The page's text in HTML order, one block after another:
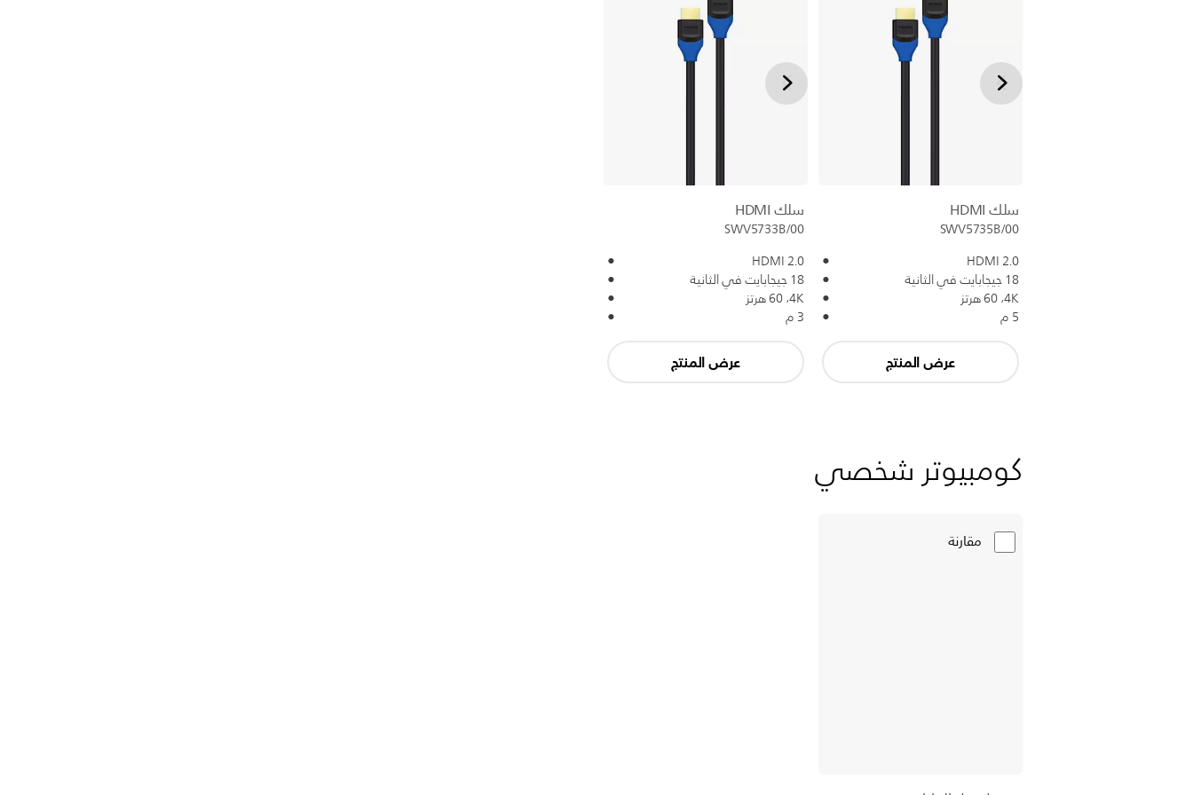
سلك HDMI
SWV5735B/00
HDMI 2.0
18 جيجابايت في الثانية
4K،‏ 60 هرتز
5 م
عرض المنتج
سلك HDMI
SWV5733B/00
HDMI 2.0
18 جيجابايت في الثانية
4K،‏ 60 هرتز
3 م
عرض المنتج
كومبيوتر شخصي
مقارنة